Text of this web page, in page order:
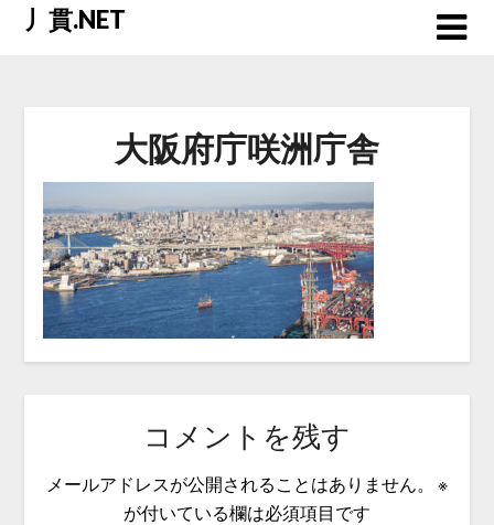
Skip丿貫.NET
大阪府庁咲洲庁舎
コメントを残す
メールアドレスが公開されることはありません。
※
が付いている欄は必須項目です